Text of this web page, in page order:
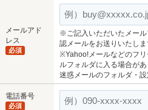
メールアド
レス
必須
※ご記入いただいたメー
認メールをお送りいたしま
※Yahoo!メールなどのフ
ルフォルダに入る場合があ
迷惑メールのフォルダ・設
電話番号
必須